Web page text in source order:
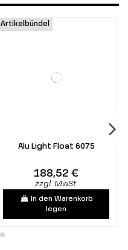
Artikelbündel
Alu Light Float 6075
188,52 €
zzgl. MwSt.
In den Warenkorb
legen